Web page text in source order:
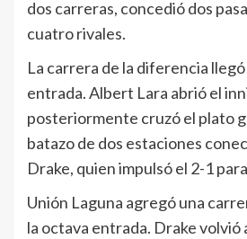
dos carreras, concedió dos
cuatro rivales.
La carrera de la diferencia llegó
entrada. Albert Lara abrió el
posteriormente cruzó el plato
batazo de dos estaciones
Drake, quien impulsó el 2-1
Unión Laguna agregó una
la octava entrada. Drake volvió